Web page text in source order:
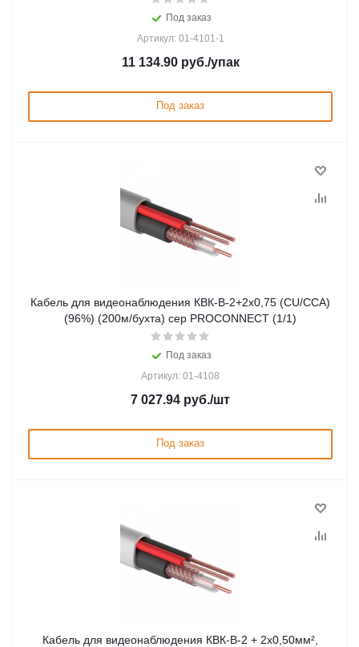
Под заказ
Артикул: 01-4101-1
11 134.90руб./упак
Под заказ
Кабель для видеонаблюдения КВК-В-2+2х0,75 (CU/CCA)
(96%) (200м/бухта) сер PROCONNECT (1/1)
Под заказ
Артикул: 01-4108
7 027.94 руб./шт
Под заказ
Кабель для видеонаблюдения КВК-В-2 + 2х0,50мм²,